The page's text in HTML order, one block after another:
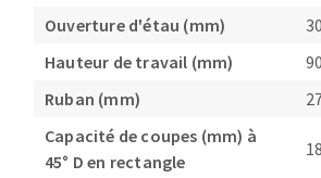
Ouverture d'étau (mm)
Hauteur de travail (mm)
Ruban (mm)
Capacité de coupes (mm) à
45° D en rectangle